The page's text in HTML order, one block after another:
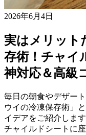
2026年6月4日
実はメリット
存術！チャイ
神対応＆高級
毎日の朝食やデザー
ウイの冷凍保存術」
イデアをご紹介しま
チャイルドシートに